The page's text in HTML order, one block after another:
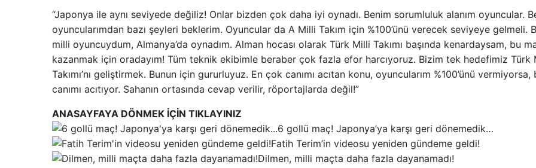
“Japonya ile aynı seviyede değiliz! Onlar bizden çok daha iyi oynadı. Benim sorumluluk alanım oyuncular.
oyuncularımdan bazı şeyleri beklerim. Oyuncular da A Milli Takım için %100’ünü verecek seviyeye gelmeli.
milli oyuncuydum, Almanya’da oynadım. Alman hocası olarak Türk Milli Takımı başında kenardaysam, bu
kazanmak için oradayım! Tüm teknik ekibimle beraber çok fazla efor harcıyoruz. Bizim tek hedefimiz Türk
Takımı’nı geliştirmek. Bunun için gururluyuz. En çok canımı acıtan konu, oyuncularım %100’ünü vermiyorsa,
canımı acıtıyor. Sahanın ortasında cevap verilir, röportajlarda değil!”
ANASAYFAYA DÖNMEK İÇİN TIKLAYINIZ
6 gollü maç! Japonya’ya karşı geri dönemedik…
Fatih Terim’in videosu yeniden gündeme geldi!
Dilmen, milli maçta daha fazla dayanamadı!